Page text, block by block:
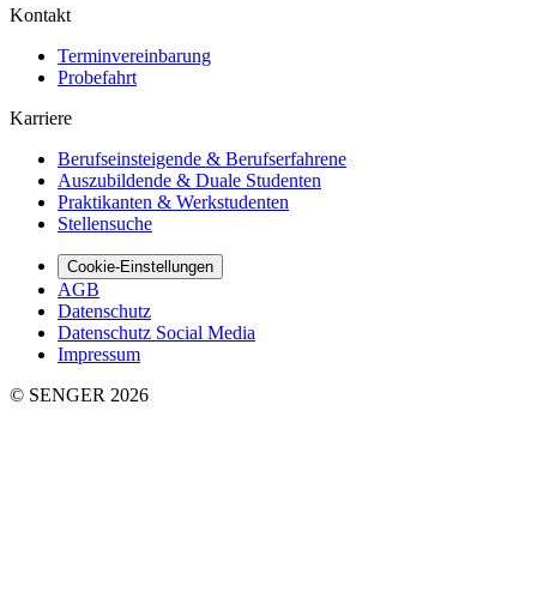
Kontakt
Terminvereinbarung
Probefahrt
Karriere
Berufseinsteigende & Berufserfahrene
Auszubildende & Duale Studenten
Praktikanten & Werkstudenten
Stellensuche
Cookie-Einstellungen
AGB
Datenschutz
Datenschutz Social Media
Impressum
© SENGER 2026